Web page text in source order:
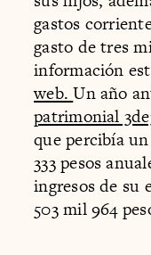
gastos
gasto de tres
información
web.Un año
patrimonial
que percibía
333 pesos
ingresos de su
503 mil 964